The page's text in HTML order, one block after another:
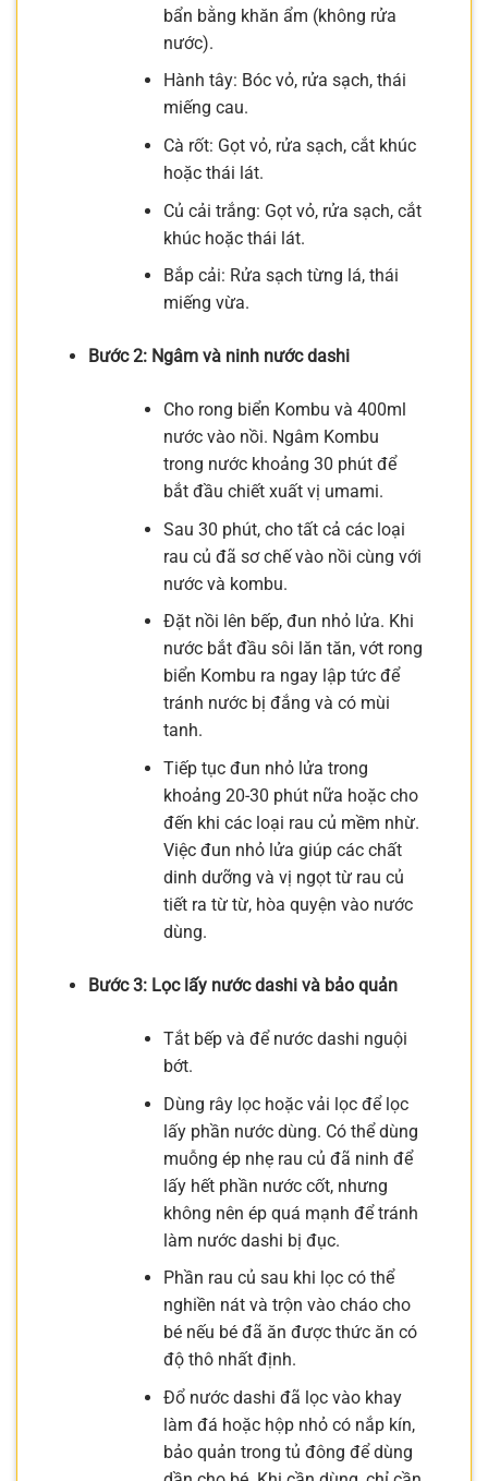
bẩn bằng khăn ẩm (không rửa
nước).
Hành tây: Bóc vỏ, rửa sạch, thái
miếng cau.
Cà rốt: Gọt vỏ, rửa sạch, cắt khúc
hoặc thái lát.
Củ cải trắng: Gọt vỏ, rửa sạch, cắt
khúc hoặc thái lát.
Bắp cải: Rửa sạch từng lá, thái
miếng vừa.
Bước 2: Ngâm và ninh nước dashi
Cho rong biển Kombu và 400ml
nước vào nồi. Ngâm Kombu
trong nước khoảng 30 phút để
bắt đầu chiết xuất vị umami.
Sau 30 phút, cho tất cả các loại
rau củ đã sơ chế vào nồi cùng với
nước và kombu.
Đặt nồi lên bếp, đun nhỏ lửa. Khi
nước bắt đầu sôi lăn tăn, vớt rong
biển Kombu ra ngay lập tức để
tránh nước bị đắng và có mùi
tanh.
Tiếp tục đun nhỏ lửa trong
khoảng 20-30 phút nữa hoặc cho
đến khi các loại rau củ mềm nhừ.
Việc đun nhỏ lửa giúp các chất
dinh dưỡng và vị ngọt từ rau củ
tiết ra từ từ, hòa quyện vào nước
dùng.
Bước 3: Lọc lấy nước dashi và bảo quản
Tắt bếp và để nước dashi nguội
bớt.
Dùng rây lọc hoặc vải lọc để lọc
lấy phần nước dùng. Có thể dùng
muỗng ép nhẹ rau củ đã ninh để
lấy hết phần nước cốt, nhưng
không nên ép quá mạnh để tránh
làm nước dashi bị đục.
Phần rau củ sau khi lọc có thể
nghiền nát và trộn vào cháo cho
bé nếu bé đã ăn được thức ăn có
độ thô nhất định.
Đổ nước dashi đã lọc vào khay
làm đá hoặc hộp nhỏ có nắp kín,
bảo quản trong tủ đông để dùng